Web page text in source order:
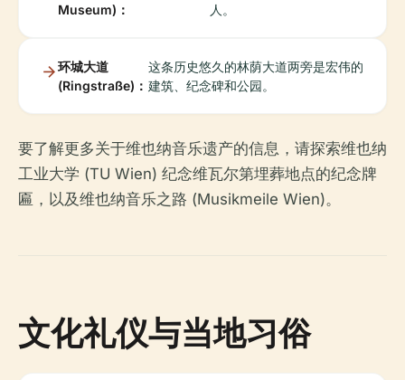
Museum)：
人。
环城大道
(Ringstraße)：
这条历史悠久的林荫大道两旁是宏伟的
建筑、纪念碑和公园。
要了解更多关于维也纳音乐遗产的信息，请探索维也纳
工业大学 (TU Wien) 纪念维瓦尔第埋葬地点的纪念牌
匾，以及维也纳音乐之路 (Musikmeile Wien)。
文化礼仪与当地习俗